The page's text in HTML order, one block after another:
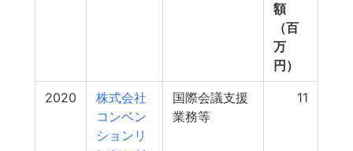
額
（百
万
円）
2020
株式会社
コンベン
ションリ
国際会議支援
業務等
11